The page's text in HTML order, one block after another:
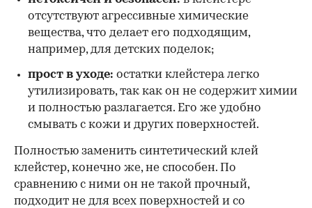
отсутствуют агрессивные химические
вещества, что делает его подходящим,
например, для детских поделок;
прост в уходе: остатки клейстера легко
утилизировать, так как он не содержит химии
и полностью разлагается. Его же удобно
смывать с кожи и других поверхностей.
Полностью заменить синтетический клей
клейстер, конечно же, не способен. По
сравнению с ними он не такой прочный,
подходит не для всех поверхностей и со